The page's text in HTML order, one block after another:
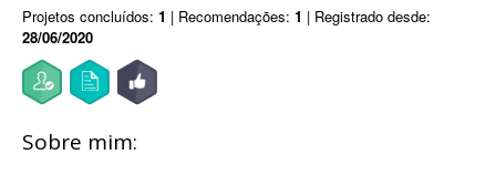
Projetos concluídos: 1 | Recomendações: 1 | Registrado desde:
28/06/2020
Sobre mim: